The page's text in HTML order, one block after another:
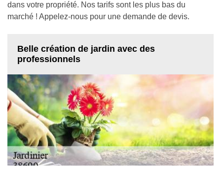
dans votre propriété. Nos tarifs sont les plus bas du
marché ! Appelez-nous pour une demande de devis.
Belle création de jardin avec des
professionnels